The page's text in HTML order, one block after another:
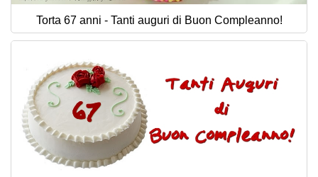
Torta 67 anni - Tanti auguri di Buon Compleanno!